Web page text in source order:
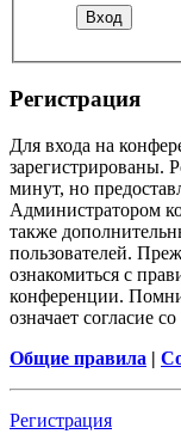
Регистрация
Для входа на
зарегистрированы.
минут, но
Администратором
также
пользователей.
ознакомиться с
конференции.
означает согласие
Общие правила |
Регистрация